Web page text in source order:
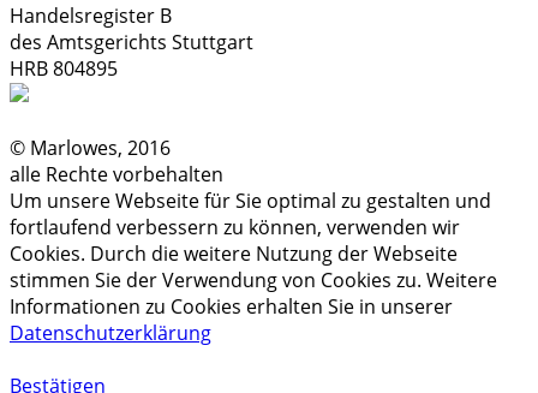
Handelsregister B
des Amtsgerichts Stuttgart
HRB 804895
© Marlowes, 2016
alle Rechte vorbehalten
Um unsere Webseite für Sie optimal zu gestalten und
fortlaufend verbessern zu können, verwenden wir
Cookies. Durch die weitere Nutzung der Webseite
stimmen Sie der Verwendung von Cookies zu. Weitere
Informationen zu Cookies erhalten Sie in unserer
Datenschutzerklärung
Bestätigen